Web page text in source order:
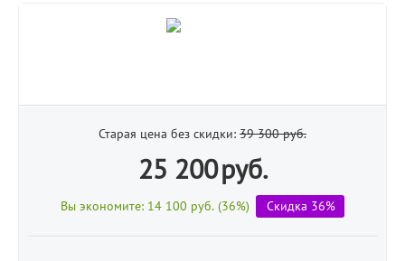
Старая цена без скидки: 39 300 руб.
25 200руб.
Вы экономите: 14 100 руб. (36%) Скидка 36%